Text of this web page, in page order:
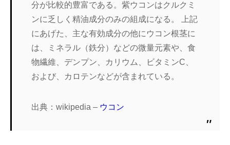
分が比較的豊富である。紫ウコンはクルクミ
ンに乏しく精油成分のみの組成になる。 上記
にあげた、主な有効成分の他にウコン根茎に
は、ミネラル（鉄分）などの微量元素や、食
物繊維、デンプン、カリウム、ビタミンC、
および、カロテンなどが含まれている。
出典：wikipedia – ウコン